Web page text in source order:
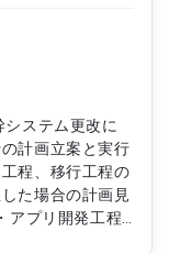
システム更改に
計画立案と実行
程、移行工程の
た場合の計画見